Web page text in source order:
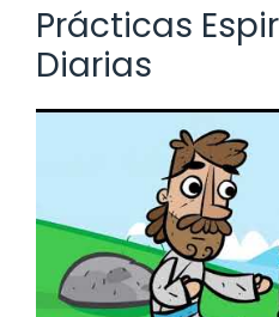
Prácticas
Diarias